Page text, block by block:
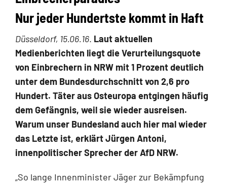
Nur jeder Hundertste kommt in Haft
Düsseldorf, 15.06.16. Laut aktuellen
Medienberichten liegt die Verurteilungsquote
von Einbrechern in NRW mit 1 Prozent deutlich
unter dem Bundesdurchschnitt von 2,6 pro
Hundert. Täter aus Osteuropa entgingen häufig
dem Gefängnis, weil sie wie­der ausreisen.
Warum unser Bundesland auch hier mal wieder
das Letzte ist, erklärt Jürgen Antoni,
innenpolitischer Sprecher der AfD NRW.
„So lange Innenminister Jäger zur Bekämpfung